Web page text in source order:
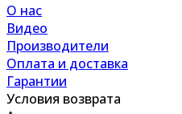
О нас
Видео
Производители
Оплата и доставка
Гарантии
Условия возврата